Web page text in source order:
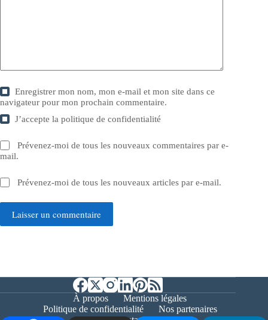
Enregistrer mon nom, mon e-mail et mon site dans ce
navigateur pour mon prochain commentaire.
J’accepte lapolitique de confidentialité
Prévenez-moi de tous les nouveaux commentaires par e-
mail.
Prévenez-moi de tous les nouveaux articles par e-mail.
Laisser un commentaire
À propos
Mentions légales
Politique de confidentialité
Nos partenaires